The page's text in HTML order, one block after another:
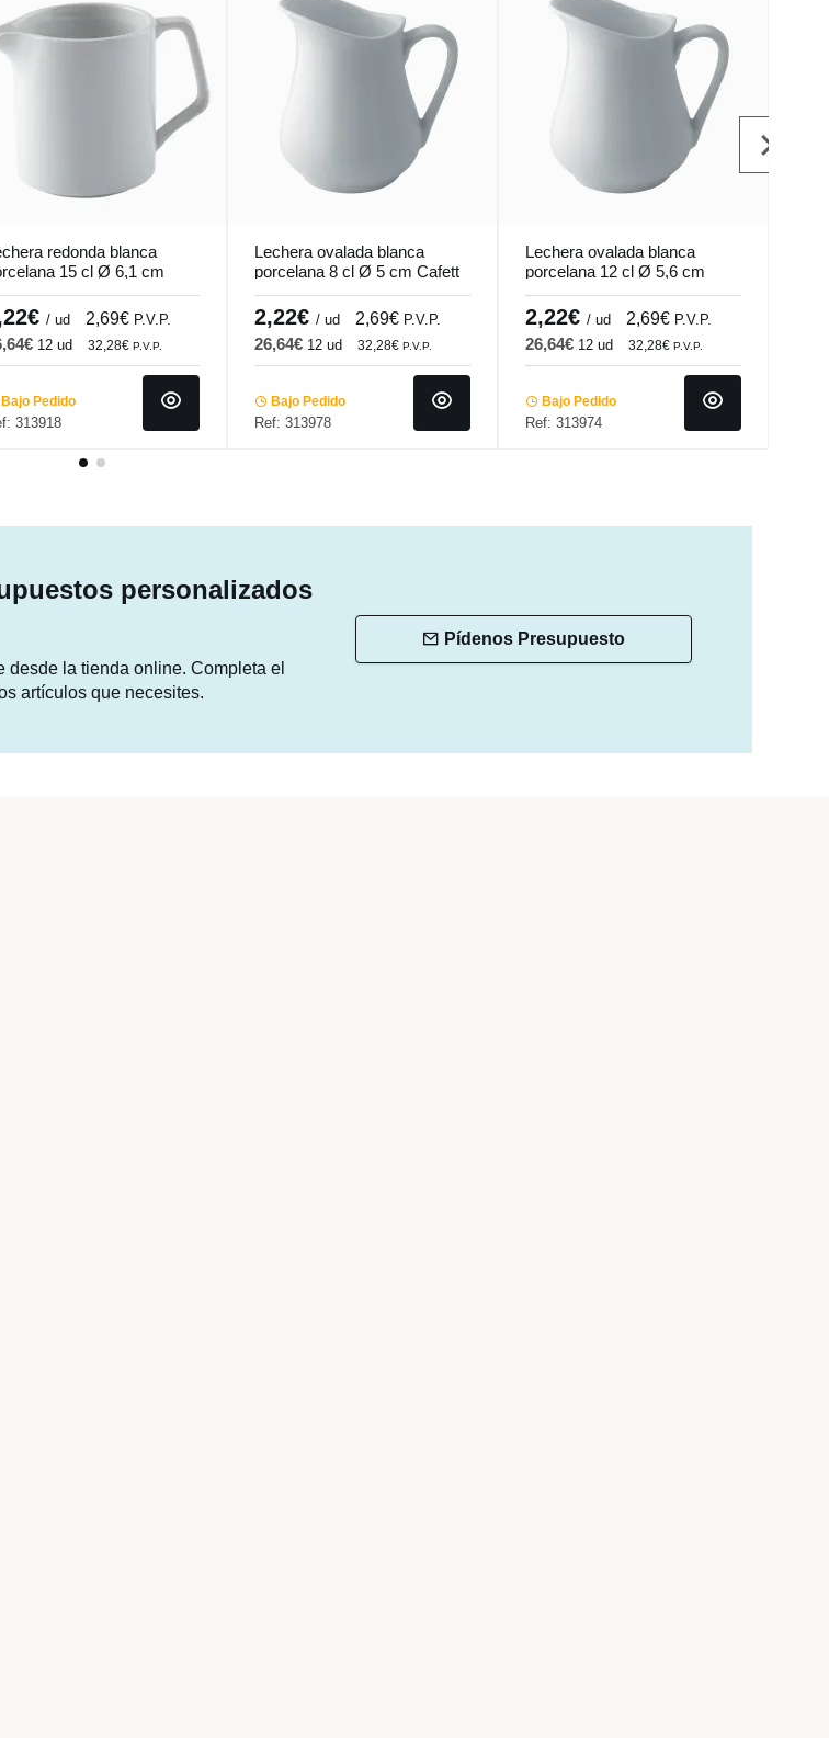
redonda blanca
15 cl Ø 6,1 cm
Pro.mundi
/ ud 2,69€ P.V.P.
12 ud 32,28€ P.V.P.
Bajo Pedido
313918
Lechera ovalada blanca
porcelana 8 cl Ø 5 cm Cafett
Pro.mundi
2,22€/ ud 2,69€ P.V.P.
26,64€ 12 ud 32,28€P.V.P.
Bajo Pedido
Ref: 313978
Lechera ovalada blanca
porcelana 12 cl Ø 5,6 cm
Cafett Pro.mundi
2,22€/ ud 2,69€ P.V.P.
26,64€ 12 ud 32,28€P.V.P.
Bajo Pedido
Ref: 313974
personalizados
desde la tienda online. Completa el
artículos que necesites.
Pídenos Presupuesto